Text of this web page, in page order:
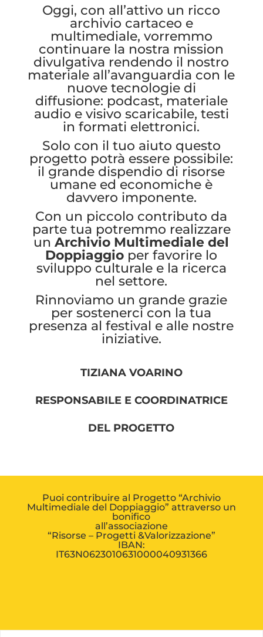
Oggi, con all’attivo un ricco
archivio cartaceo e
multimediale, vorremmo
continuare la nostra mission
divulgativa rendendo il nostro
materiale all’avanguardia con le
nuove tecnologie di
diffusione: podcast, materiale
audio e visivo scaricabile, testi
in formati elettronici.
Solo con il tuo aiuto questo
progetto potrà essere possibile:
il grande dispendio di risorse
umane ed economiche è
davvero imponente.
Con un piccolo contributo da
parte tua potremmo realizzare
unArchivio Multimediale del
Doppiaggio per favorire lo
sviluppo culturale e la ricerca
nel settore.
Rinnoviamo un grande grazie
per sostenerci con la tua
presenza al festival e alle nostre
iniziative.
TIZIANA VOARINO
RESPONSABILE E COORDINATRICE
DEL PROGETTO
Puoi contribuire al Progetto “Archivio
Multimediale del Doppiaggio” attraverso un
bonifico
all’associazione
“Risorse – Progetti &Valorizzazione”
IBAN:
IT63N0623010631000040931366